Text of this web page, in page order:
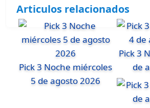
Articulos relacionados
Pick 3 Noche miércoles
5 de agosto 2026
Pick 3
de